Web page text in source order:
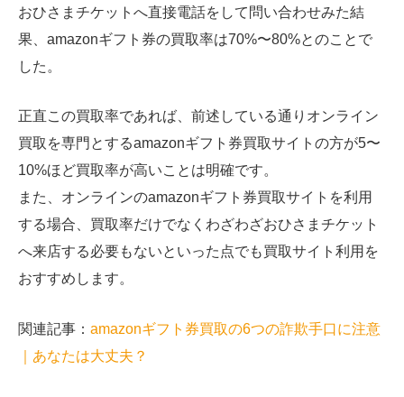
おひさまチケットへ直接電話をして問い合わせみた結
果、amazonギフト券の買取率は70%〜80%とのことで
した。
正直この買取率であれば、前述している通りオンライン
買取を専門とするamazonギフト券買取サイトの方が5〜
10%ほど買取率が高いことは明確です。
また、オンラインのamazonギフト券買取サイトを利用
する場合、買取率だけでなくわざわざおひさまチケット
へ来店する必要もないといった点でも買取サイト利用を
おすすめします。
関連記事： amazonギフト券買取の6つの詐欺手口に注意
｜あなたは大丈夫？